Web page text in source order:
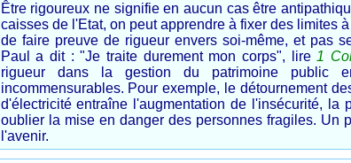
Être rigoureux ne signifie en aucun cas être
caisses de l'Etat, on peut apprendre à fixer des limites
de faire preuve de rigueur envers soi-même, et pas
Paul a dit : "Je traite durement mon corps", lire 1
rigueur dans la gestion du patrimoine public
incommensurables. Pour exemple, le détournement
d'électricité entraîne l'augmentation de l'insécurité, la
oublier la mise en danger des personnes fragiles. Un
l'avenir.